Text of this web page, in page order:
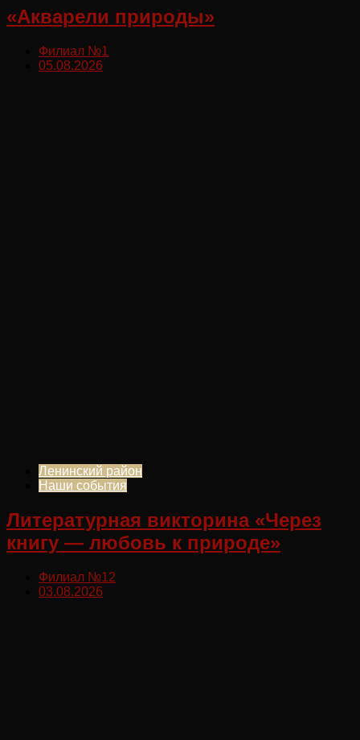
«Акварели природы»
Филиал №1
05.08.2026
Ленинский район
Наши события
Литературная викторина «Через
книгу — любовь к природе»
Филиал №12
03.08.2026